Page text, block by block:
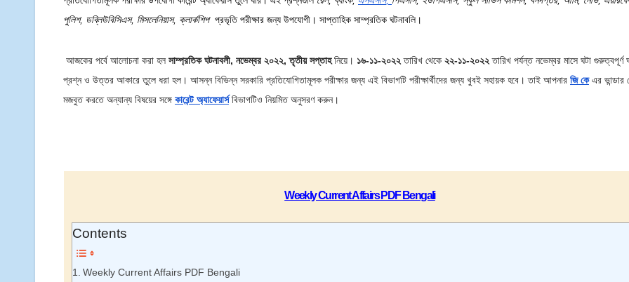
পুলিশ, ডব্লিউবিসিএস, মিসলেনিয়াস, ক্লার্কশিপ প্রভৃতি পরীক্ষার জন্য উপযোগী। সাপ্তাহিক সাম্প্রতিক ঘটনাবলি।
আজকের পর্বে আলোচনা করা হল সাম্প্রতিক ঘটনাবলী, নভেম্বর ২০২২, তৃতীয় সপ্তাহনিয়ে। ১৬-১১-২০২২তারিখ থেকে ২২-১১-২০২২তারিখ পর্যন্ত নভেম্বর মাসে ঘটা গুরুত্বপূর্ণ
প্রশ্ন ও উত্তর আকারে তুলে ধরা হল। আসন্ন বিভিন্ন সরকারি প্রতিযোগিতামূলক পরীক্ষার জন্য এই বিভাগটি পরীক্ষার্থীদের জন্য খুবই সহায়ক হবে। তাই আপনার জি কেএর
মজবুত করতে অন্যান্য বিষয়ের সঙ্গে কারেন্ট অ্যাফেয়ার্সবিভাগটিও নিয়মিত অনুসরণ করুন।
Weekly Current Affairs PDF Bengali
Contents
Weekly Current Affairs PDF Bengali